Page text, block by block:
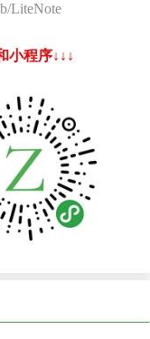
LiteNote
小程序↓↓↓